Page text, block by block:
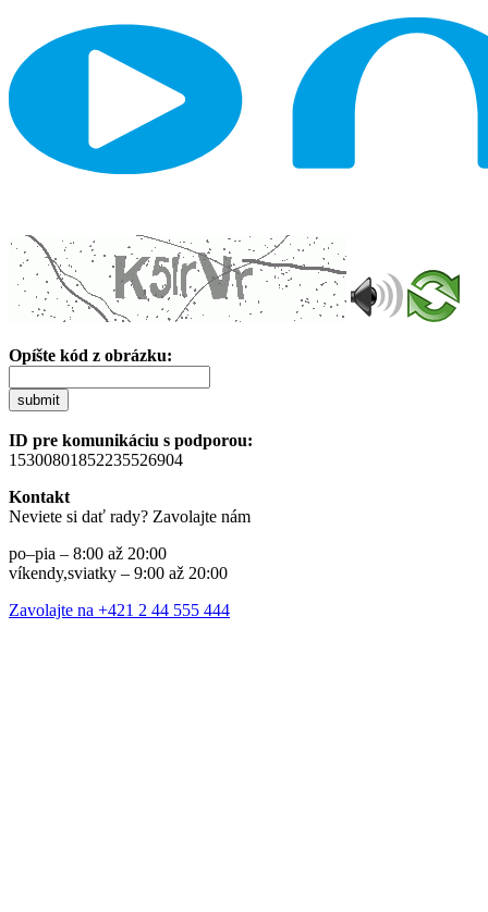
Opíšte kód z obrázku:
submit
ID pre komunikáciu s podporou:
15300801852235526904
Kontakt
Neviete si dať rady? Zavolajte nám
po–pia – 8:00 až 20:00
víkendy,sviatky – 9:00 až 20:00
Zavolajte na +421 2 44 555 444